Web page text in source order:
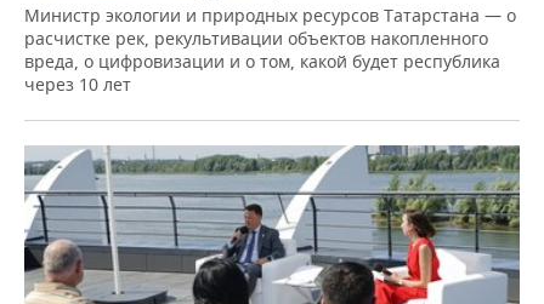
Министр экологии и природных ресурсов Татарстана — о
расчистке рек, рекультивации объектов накопленного
вреда, о цифровизации и о том, какой будет республика
через 10 лет